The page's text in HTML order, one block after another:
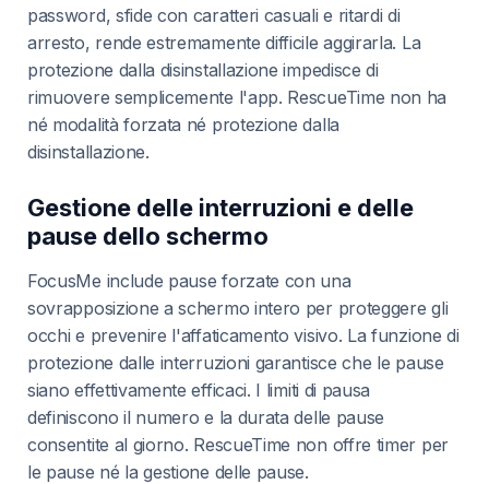
password, sfide con caratteri casuali e ritardi di
arresto, rende estremamente difficile aggirarla. La
protezione dalla disinstallazione impedisce di
rimuovere semplicemente l'app. RescueTime non ha
né modalità forzata né protezione dalla
disinstallazione.
Gestione delle interruzioni e delle
pause dello schermo
FocusMe include pause forzate con una
sovrapposizione a schermo intero per proteggere gli
occhi e prevenire l'affaticamento visivo. La funzione di
protezione dalle interruzioni garantisce che le pause
siano effettivamente efficaci. I limiti di pausa
definiscono il numero e la durata delle pause
consentite al giorno. RescueTime non offre timer per
le pause né la gestione delle pause.